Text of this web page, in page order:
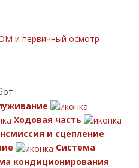
и первичный осмотр
Ходовая часть
и сцепление
Система
кондиционирования